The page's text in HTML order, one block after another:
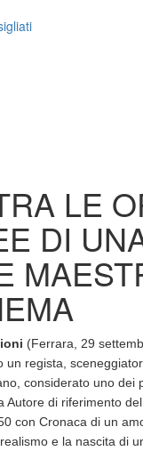
LE
DI
(Ferrara, 29
un regista,
considerato uno dei
Autore di riferimento
con Cronaca di un
e la nascita di